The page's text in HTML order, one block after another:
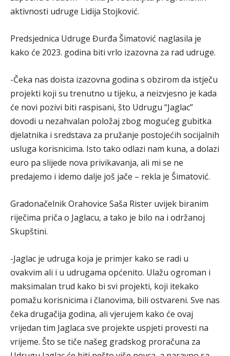
aktivnosti udruge Lidija Stojković.
Predsjednica Udruge Đurđa Šimatović naglasila je
kako će 2023. godina biti vrlo izazovna za rad udruge.
-Čeka nas doista izazovna godina s obzirom da istječu
projekti koji su trenutno u tijeku, a neizvjesno je kada
će novi pozivi biti raspisani, što Udrugu “Jaglac”
dovodi u nezahvalan položaj zbog mogućeg gubitka
djelatnika i sredstava za pružanje postojećih socijalnih
usluga korisnicima. Isto tako odlazi nam kuna, a dolazi
euro pa slijede nova privikavanja, ali mi se ne
predajemo i idemo dalje još jače – rekla je Šimatović.
Gradonačelnik Orahovice Saša Rister uvijek biranim
riječima priča o Jaglacu, a tako je bilo na i održanoj
Skupštini.
-Jaglac je udruga koja je primjer kako se radi u
ovakvim ali i u udrugama općenito. Ulažu ogroman i
maksimalan trud kako bi svi projekti, koji itekako
pomažu korisnicima i članovima, bili ostvareni. Sve nas
čeka drugačija godina, ali vjerujem kako će ovaj
vrijedan tim Jaglaca sve projekte uspjeti provesti na
vrijeme. Što se tiče našeg gradskog proračuna za